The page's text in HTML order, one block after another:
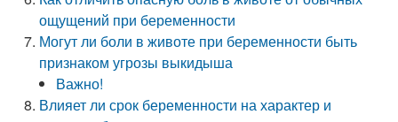
ощущений при беременности
Могут ли боли в животе при беременности быть
признаком угрозы выкидыша
Важно!
Влияет ли срок беременности на характер и